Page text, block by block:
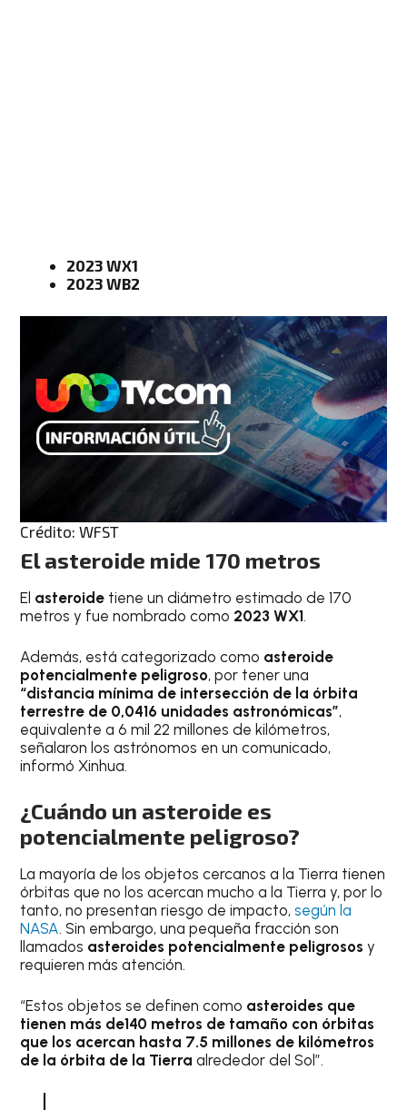
2023 WX1
2023 WB2
Crédito: WFST
El asteroide mide 170 metros
El asteroide tiene un diámetro estimado de 170
metros y fue nombrado como 2023 WX1.
Además, está categorizado como asteroide
potencialmente peligroso, por tener una
“distancia mínima de intersección de la órbita
terrestre de 0,0416 unidades astronómicas”,
equivalente a 6 mil 22 millones de kilómetros,
señalaron los astrónomos en un comunicado,
informó Xinhua.
¿Cuándo un asteroide es
potencialmente peligroso?
La mayoría de los objetos cercanos a la Tierra tienen
órbitas que no los acercan mucho a la Tierra y, por lo
tanto, no presentan riesgo de impacto, según la
NASA. Sin embargo, una pequeña fracción son
llamados asteroides potencialmente peligrosos y
requieren más atención.
“Estos objetos se definen como asteroides que
tienen más de140 metros de tamaño con órbitas
que los acercan hasta 7.5 millones de kilómetros
de la órbita de la Tierra alrededor del Sol”.